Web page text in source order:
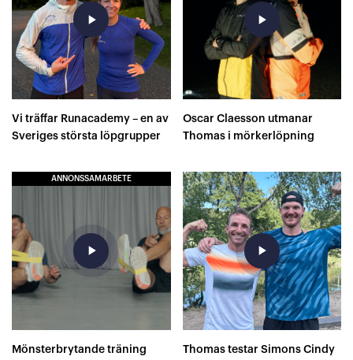
play_arrow
Vi träffar Runacademy – en av
Sveriges största löpgrupper
play_arrow
Oscar Claesson utmanar
Thomas i mörkerlöpning
ANNONSSAMARBETE
play_arrow
Mönsterbrytande träning
play_arrow
Thomas testar Simons Cindy